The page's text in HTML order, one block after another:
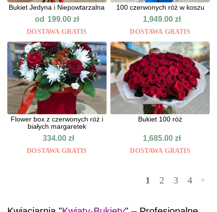
Bukiet Jedyna i Niepowtarzalna
od 199.00 zł
DOSTAWA GRATIS
100 czerwonych róż w koszu
1,949.00 zł
DOSTAWA GRATIS
Flower box z czerwonych róż i
białych margaretek
334.00 zł
DOSTAWA GRATIS
Bukiet 100 róż
1,685.00 zł
DOSTAWA GRATIS
1 2 3 4 »